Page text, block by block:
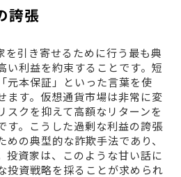
誇張
引き寄せるために行う最も典
い利益を約束することです。短
元本保証」といった言葉を使
ます。仮想通貨市場は非常に変
スクを抑えて高額なリターンを
す。こうした過剰な利益の誇張
の典型的な詐欺手法であり、
投資家は、このような甘い話に
投資戦略を採ることが求められ